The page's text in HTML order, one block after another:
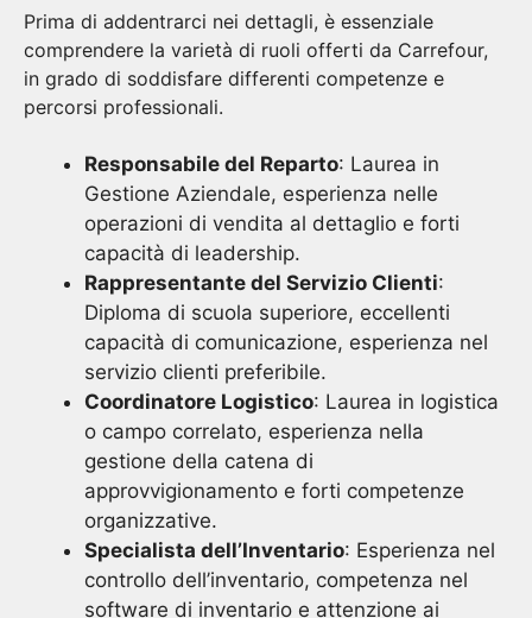
Prima di addentrarci nei dettagli, è essenziale
comprendere la varietà di ruoli offerti da Carrefour,
in grado di soddisfare differenti competenze e
percorsi professionali.
Responsabile del Reparto: Laurea in
Gestione Aziendale, esperienza nelle
operazioni di vendita al dettaglio e forti
capacità di leadership.
Rappresentante del Servizio Clienti:
Diploma di scuola superiore, eccellenti
capacità di comunicazione, esperienza nel
servizio clienti preferibile.
Coordinatore Logistico: Laurea in logistica
o campo correlato, esperienza nella
gestione della catena di
approvvigionamento e forti competenze
organizzative.
Specialista dell’Inventario: Esperienza nel
controllo dell’inventario, competenza nel
software di inventario e attenzione ai